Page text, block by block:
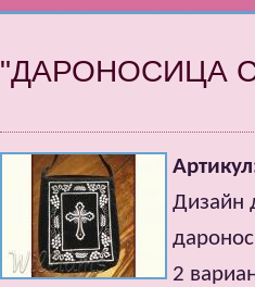
"ДАРОНОСИЦА
Дизайн
2